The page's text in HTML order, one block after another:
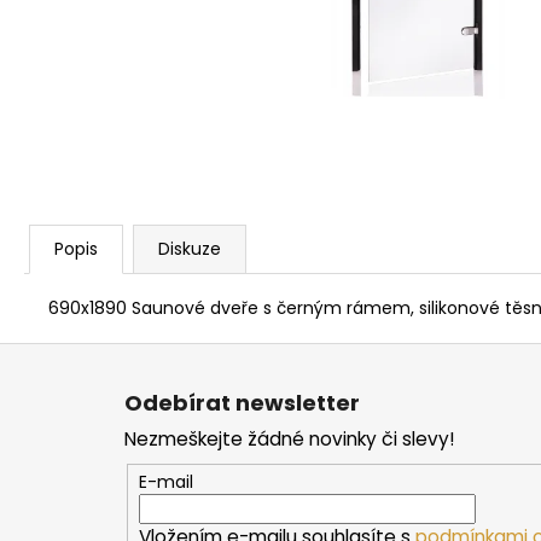
Popis Diskuze
690x1890 Saunové dveře s černým rámem, silikonové
Z
Odebírat newsletter
Nezmeškejte žádné novinky či slevy!
E-mail